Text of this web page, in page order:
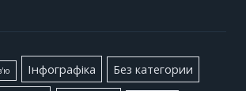
Інфографіка Без категории